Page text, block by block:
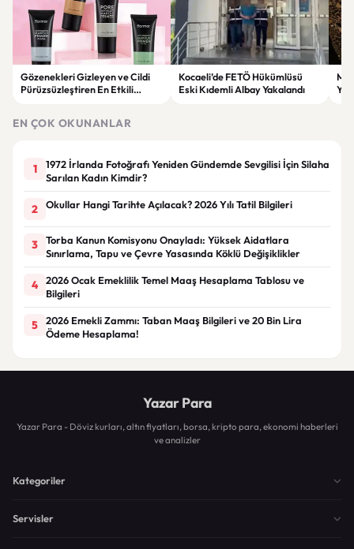
Gözenekleri Gizleyen ve Cildi
Pürüzsüzleştiren En Etkili
Kocaeli’de FETÖ Hükümlüsü
Eski Kıdemli Albay Yakalandı
EN ÇOK OKUNANLAR
1
1972 İrlanda Fotoğrafı Yeniden Gündemde Sevgilisi İçin Silaha
Sarılan Kadın Kimdir?
2 Okullar Hangi Tarihte Açılacak? 2026 Yılı Tatil Bilgileri
3
Torba Kanun Komisyonu Onayladı: Yüksek Aidatlara
Sınırlama, Tapu ve Çevre Yasasında Köklü Değişiklikler
4
2026 Ocak Emeklilik Temel Maaş Hesaplama Tablosu ve
Bilgileri
5
2026 Emekli Zammı: Taban Maaş Bilgileri ve 20 Bin Lira
Ödeme Hesaplama!
Yazar Para
Yazar Para - Döviz kurları, altın fiyatları, borsa, kripto para, ekonomi haberleri
ve analizler
Kategoriler
Servisler